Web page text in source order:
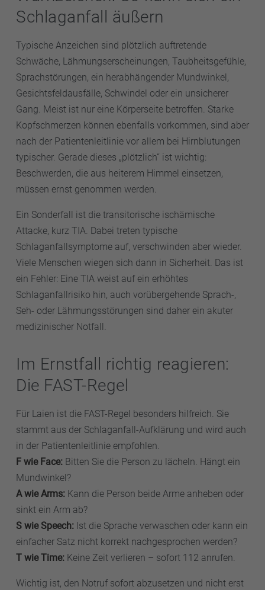
Schlaganfall äußern
Typische Anzeichen sind plötzlich auftretende
Schwäche, Lähmungserscheinungen, Taubheitsgefühle,
Sprachstörungen, ein herabhängender Mundwinkel,
Gesichtsfeldausfälle, Schwindel oder ein unsicherer
Gang. Meist ist nur eine Körperseite betroffen. Starke
Kopfschmerzen können ebenfalls vorkommen, sind aber
nach der Patientenleitlinie vor allem bei Hirnblutungen
typischer. Gerade dieses „plötzlich“ ist wichtig:
Beschwerden, die aus heiterem Himmel einsetzen,
müssen ernst genommen werden.
Ein Sonderfall ist die transitorische ischämische
Attacke, kurz TIA. Dabei treten typische
Schlaganfallsymptome auf, verschwinden aber wieder.
Viele Menschen wiegen sich dann in Sicherheit. Das ist
ein Fehler: Eine TIA weist auf ein erhöhtes
Schlaganfallrisiko hin, auch vorübergehende Sprach-,
Seh- oder Lähmungsstörungen sind daher ein akuter
medizinischer Notfall.
Im Ernstfall richtig reagieren:
Die FAST-Regel
Für Laien ist die FAST-Regel besonders hilfreich. Sie
stammt aus der Schlaganfall-Aufklärung und wird auch
in der Patientenleitlinie empfohlen.
F wie Face: Bitten Sie die Person zu lächeln. Hängt ein
Mundwinkel?
A wie Arms: Kann die Person beide Arme anheben oder
sinkt ein Arm ab?
S wie Speech: Ist die Sprache verwaschen oder kann ein
einfacher Satz nicht korrekt nachgesprochen werden?
T wie Time: Keine Zeit verlieren – sofort 112 anrufen.
Wichtig ist, den Notruf sofort abzusetzen und nicht erst